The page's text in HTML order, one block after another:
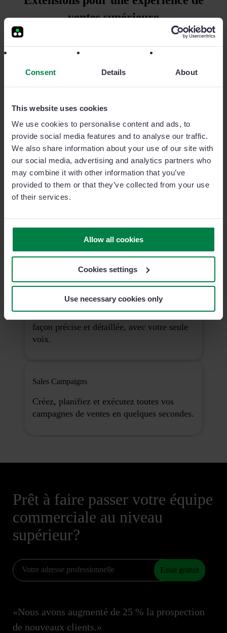
Consent Details About
This website uses cookies
We use cookies to personalise content and ads, to
provide social media features and to analyse our traffic.
We also share information about your use of our site with
our social media, advertising and analytics partners who
may combine it with other information that you’ve
provided to them or that they’ve collected from your use
of their services.
Allow all cookies
Cookies settings
Use necessary cookies only
ventes supérieure
Intelligence économique, campagnes de ventes et bien
plus encore. Découvrez d’autres extensions de Sage
GoalManager
Guidez votre équipe avec des objectifs
traçables et garantissez une stratégie axée
sur les résultats.
Envoyez des communications à votre
équipe. Assurez-vous que vos courriers sont
ouverts, lus et compris.
Un assistant vocal au service de vos rapports
Faites votre rapport plus rapidement, de
façon précise et détaillée, avec votre seule
voix.
Sales Campaigns
Créez, planifiez et exécutez toutes vos
campagnes de ventes en quelques secondes.
Prêt à faire passer votre équipe
commerciale au niveau
supérieur?
Essai gratuit
«Nous avons augmenté de 25 % la prospection
de nouveaux clients.»